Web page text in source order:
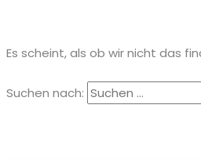
Es scheint, als ob wir nicht das
Suchen nach: